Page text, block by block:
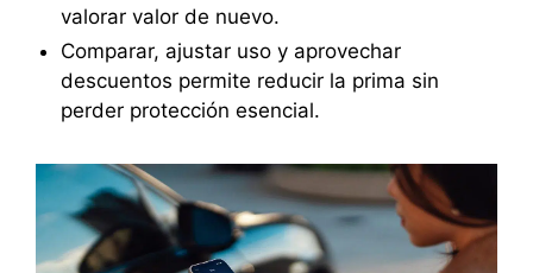
valorar valor de nuevo.
Comparar, ajustar uso y aprovechar
descuentos permite reducir la prima sin
perder protección esencial.